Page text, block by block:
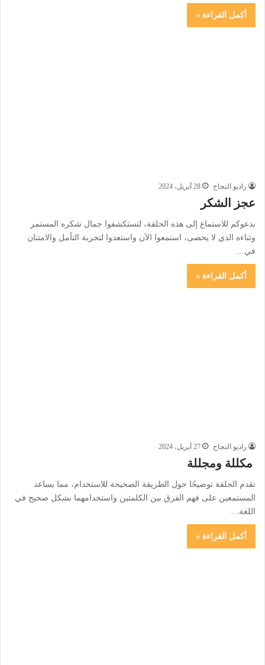
أكمل القراءة »
راديو النجاح 28 أبريل، 2024
عجز الشكر
ندعوكم للاستماع إلى هذه الحلقة، لتستكشفوا جمال شكره المستمر
وثناءه الذي لا يحصى، استمعوا الآن واستعدوا لتجربة التأمل والامتنان
في…
أكمل القراءة »
راديو النجاح 27 أبريل، 2024
مكللة ومجللة
تقدم الحلقة توضيحًا حول الطريقة الصحيحة للاستخدام، مما يساعد
المستمعين على فهم الفرق بين الكلمتين واستخدامهما بشكل صحيح في
اللغة…
أكمل القراءة »